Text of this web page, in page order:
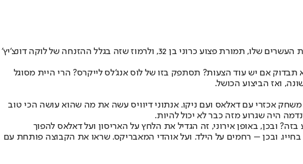
, ולא תהיה לעולם, שום רציונליזציה שניתן להגן עליה באמת. לוותר על כישרון של פעם בדור, באמצע שנות העשרים שלו, תמורת פצוע כרוני בן 32, ולרמוז שזה בגלל ההזנחה של לוקה דונצ’יץ’
תבדוק אם יש עוד הצעות? תסתפק בזו של לוס אנג'לס לייקרס? הרי היית מסוגל
ואז הביצוע הכושל.
אכזרי עם דאלאס ועם ניקו. אנתוני דיוויס עשה את מה שהוא עושה הכי טוב
היה שגרוע מזה כבר לא יכול להיות.
ובכן, באופן אירוני, זה הגדיל את הלחץ על האריסון ועל דאלאס להפוך
ובכן – רחמים על הילד. ועל אוהדי המאבריקס. שראו את הקבוצה פותחת עם